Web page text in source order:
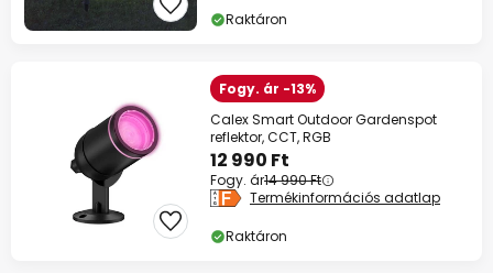
Raktáron
Fogy. ár -13%
Calex Smart Outdoor Gardenspot
reflektor, CCT, RGB
12 990 Ft
Fogy. ár14 990 Ft
Termékinformációs adatlap
Raktáron